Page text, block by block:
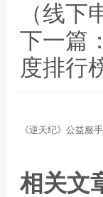
（线下
下一篇
度排行
《逆天纪》公益服
相关文